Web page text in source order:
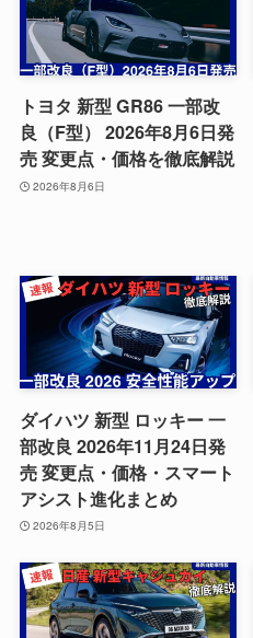
トヨタ 新型 GR86 一部改
良（F型） 2026年8月6日発
売 変更点・価格を徹底解説
2026年8月6日
ダイハツ 新型 ロッキー 一
部改良 2026年11月24日発
売 変更点・価格・スマート
アシスト進化まとめ
2026年8月5日